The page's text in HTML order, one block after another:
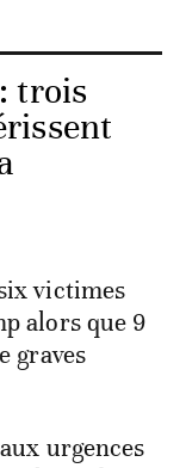
trois
victimes
alors que 9
graves
urgences